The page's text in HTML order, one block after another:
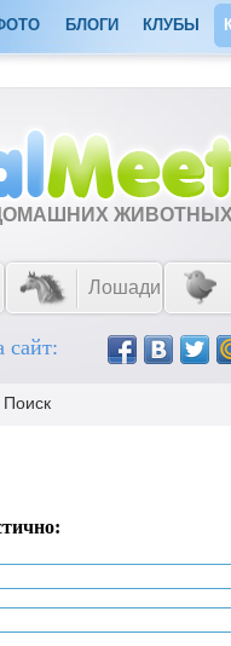
БЛОГИ КЛУБЫ
Лошади
сайт:
Поиск